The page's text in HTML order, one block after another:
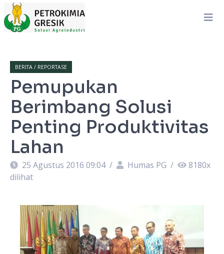
BERITA / REPORTASE
Pemupukan
Berimbang Solusi
Penting Produktivitas
Lahan
25 Agustus 2016 09:04 / Humas PG / 8180x
dilihat